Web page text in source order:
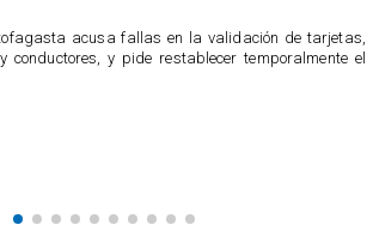
acusa fallas en la validación de tarjetas,
conductores, y pide restablecer temporalmente el